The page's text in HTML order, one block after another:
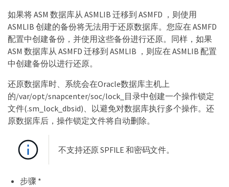
如果将 ASM 数据库从 ASMLIB 迁移到 ASMFD ，则使用
ASMLIB 创建的备份将无法用于还原数据库。您应在 ASMFD
配置中创建备份，并使用这些备份进行还原。同样，如果
ASM 数据库从 ASMFD 迁移到 ASMLIB ，则应在 ASMLIB 配置
中创建备份以进行还原。
还原数据库时、系统会在Oracle数据库主机上
的/var/opt/snapcenter/soc/lock_目录中创建一个操作锁定
文件(.sm_lock_dbsid)、以避免对数据库执行多个操作。还
原数据库后，操作锁定文件将自动删除。
不支持还原 SPFILE 和密码文件。
步骤 *